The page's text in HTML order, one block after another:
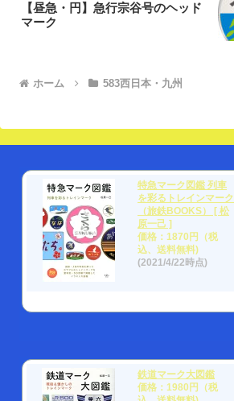
【昼急・円】急行宗谷号のヘッド
マーク
ホーム 583西日本・九州
特急マーク図鑑 列車
を彩るトレインマーク
（旅鉄BOOKS） [ 松
原一己 ]
価格：1870円（税
込、送料無料)
(2021/4/22時点)
鉄道マーク大図鑑
価格：1980円（税